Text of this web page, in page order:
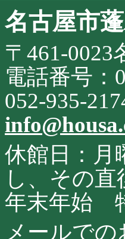
始こ
の
サ
イ
ト
に
関
す
る
お
問
合
せ
名古屋市
〒461-0023
電話番号：
052-935-
休館日：月
し、その
年末年始
メールで